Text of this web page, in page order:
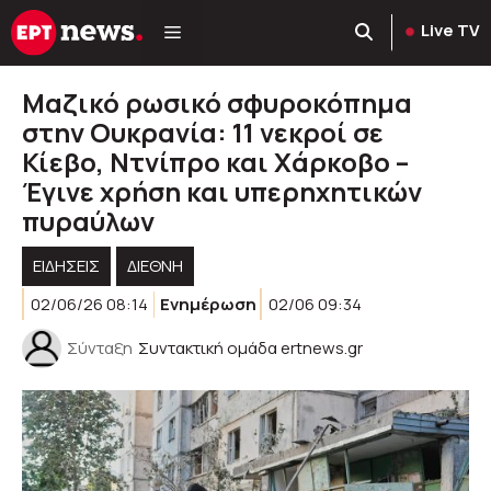
Μετάβαση
σε
Live TV
Μαζικό ρωσικό σφυροκόπημα
στην Ουκρανία: 11 νεκροί σε
Κίεβο, Ντνίπρο και Χάρκοβο –
Έγινε χρήση και υπερηχητικών
πυραύλων
ΕΙΔΗΣΕΙΣ
ΔΙΕΘΝΗ
02/06/26 08:14
Ενημέρωση 02/06 09:34
Σύνταξη Συντακτική ομάδα ertnews.gr